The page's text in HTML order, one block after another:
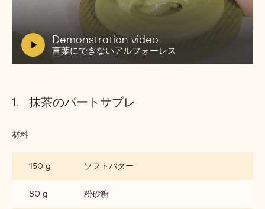
V
i
d
:
Demonstration video
言葉にできないアルフォーレス
再
生:
Demonstration
video
に
で
な
い
ア
ォ
抹茶のパートサブレ
材料
の
パ
ー
150 g ソフトバター
80 g 粉砂糖